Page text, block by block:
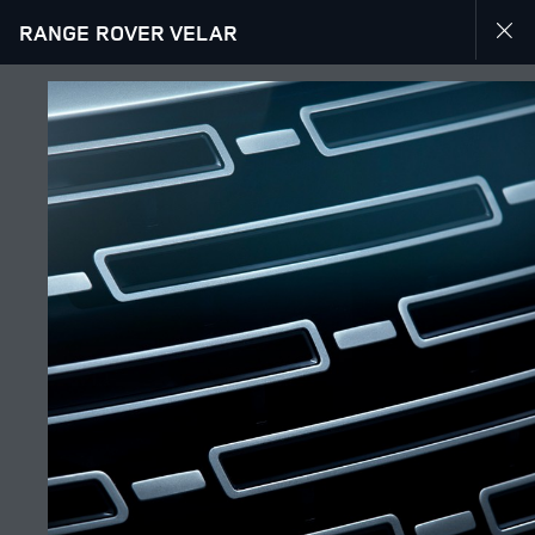
RANGE ROVER VELAR
GALERIE
RANGE ROVER VELAR
SUIVEZ LA CONVERSATION
TUNISIE
Langue
Détaillant